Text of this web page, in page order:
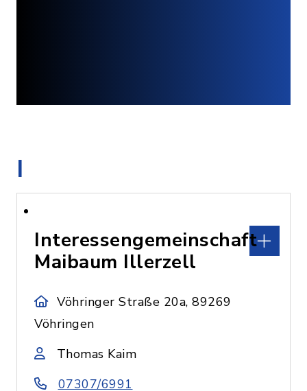
I
Interessengemeinschaft
Maibaum Illerzell
Vöhringer Straße 20a, 89269
Vöhringen
Thomas Kaim
07307/6991